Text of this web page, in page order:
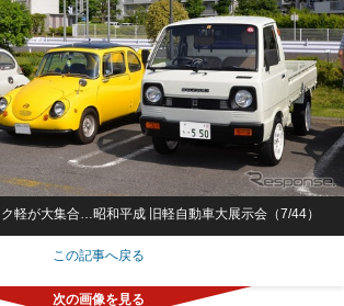
軽が大集合…昭和平成 旧軽自動車大展示会（7/44）
この記事へ戻る